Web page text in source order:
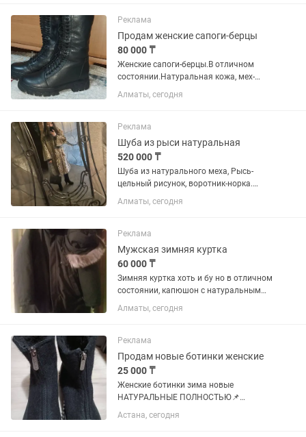
телячья кожа 100%....
Реклама
Продам женские сапоги-берцы
80 000 ₸
Женские сапоги-берцы.В отличном
состоянии.Натуральная кожа, мех-
цигейка, евро.
Алматы, сегодня
Реклама
Шуба из рыси натуральная
520 000 ₸
Шуба из натурального меха, Рысь-
цельный рисунок, воротник-норка.
После химчистки. Очень легкая и очень
теплая. Состояние хорошее. Рукав 3/4.
Алматы, сегодня
Реклама
Мужская зимняя куртка
60 000 ₸
Зимняя куртка хоть и бу но в отличном
состоянии, капюшон с натуральным
мехом заинтересовались пишите на
Алматы, сегодня
Реклама
Продам новые ботинки женские
25 000 ₸
Женские ботинки зима новые
НАТУРАЛЬНЫЕ ПОЛНОСТЬЮ📌
теплые,на - 35 мороза ноги у вас точно
не замерзнут.размер 40,5
Астана, сегодня